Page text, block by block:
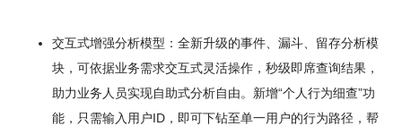
交互式增强分析模型：全新升级的事件、漏斗、留存分析模
块，可依据业务需求交互式灵活操作，秒级即席查询结果，
助力业务人员实现自助式分析自由。新增“个人行为细查”功
能，只需输入用户ID，即可下钻至单一用户的行为路径，帮